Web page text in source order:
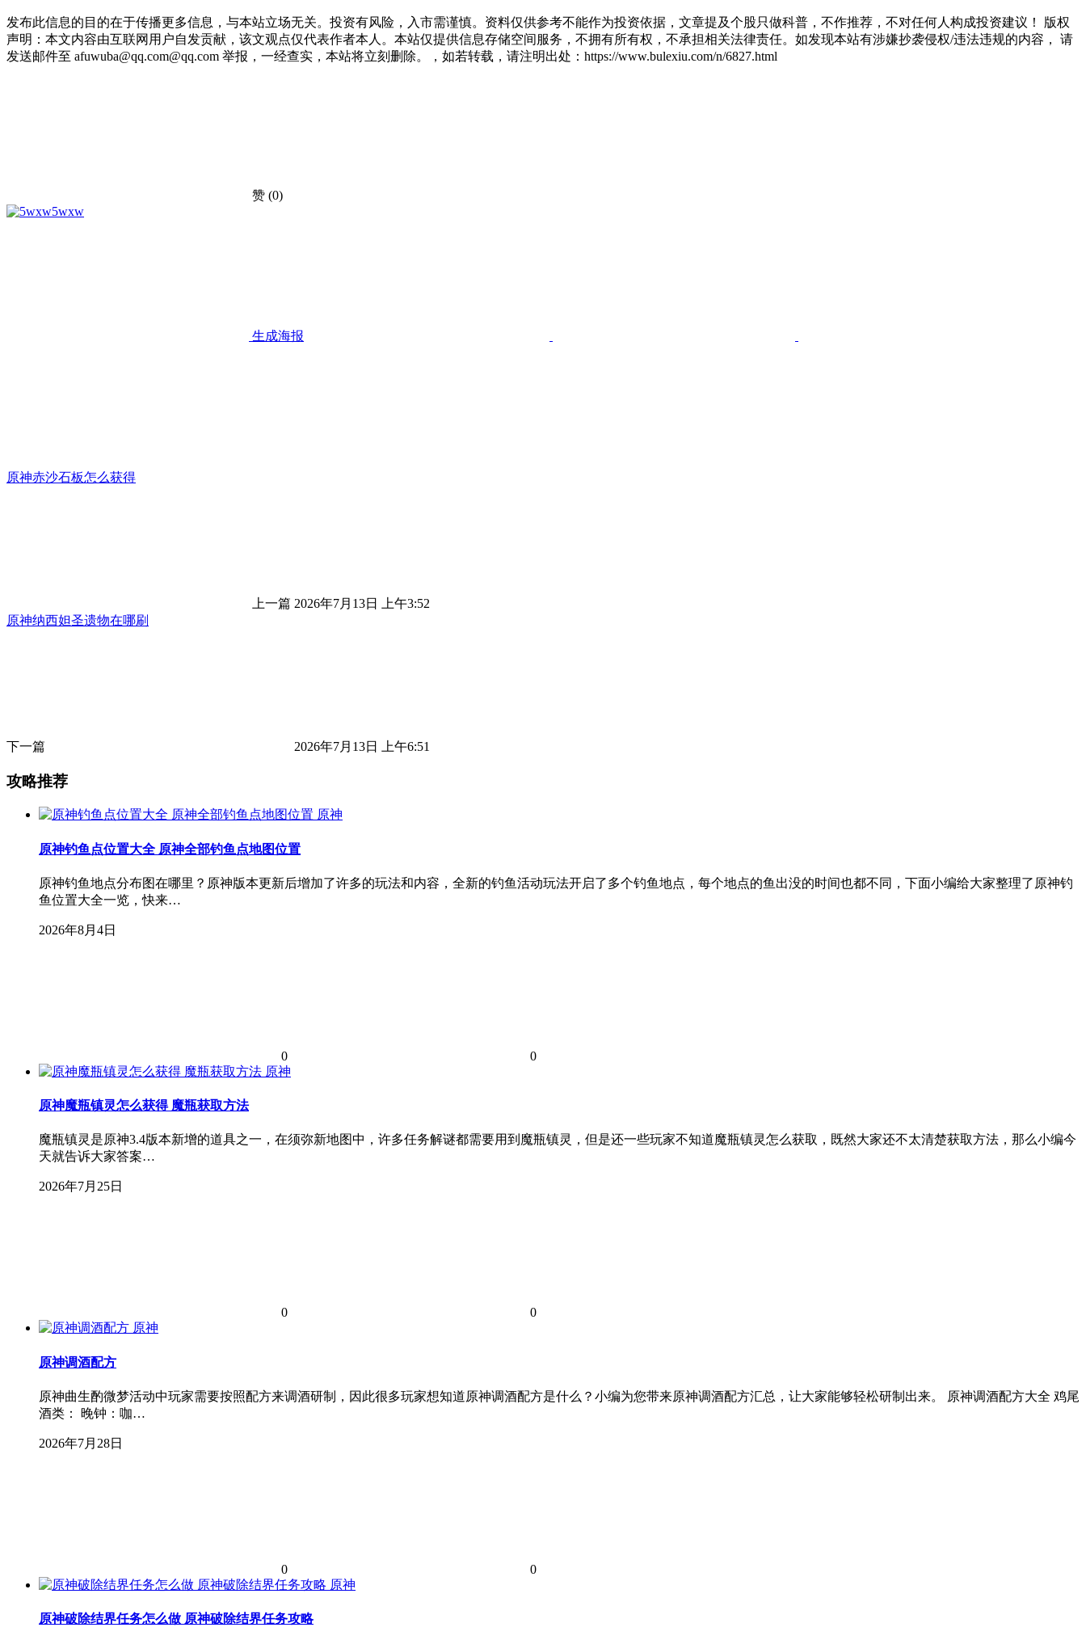
发布此信息的目的在于传播更多信息，与本站立场无关。投资有风险，入市需谨慎。资料仅供参考不能作为投资依据，文章提及个股只做科普，不作推荐，不对任何人构成投资建议！ 版权
声明：本文内容由互联网用户自发贡献，该文观点仅代表作者本人。本站仅提供信息存储空间服务，不拥有所有权，不承担相关法律责任。如发现本站有涉嫌抄袭侵权/违法违规的内容， 请
发送邮件至 afuwuba@qq.com@qq.com 举报，一经查实，本站将立刻删除。，如若转载，请注明出处：https://www.bulexiu.com/n/6827.html
赞 (0)
5wxw
生成海报
原神赤沙石板怎么获得
上一篇 2026年7月13日 上午3:52
原神纳西妲圣遗物在哪刷
下一篇 2026年7月13日 上午6:51
攻略推荐
原神
原神钓鱼点位置大全 原神全部钓鱼点地图位置
原神钓鱼地点分布图在哪里？原神版本更新后增加了许多的玩法和内容，全新的钓鱼活动玩法开启了多个钓鱼地点，每个地点的鱼出没的时间也都不同，下面小编给大家整理了原神钓
鱼位置大全一览，快来…
2026年8月4日
0
0
原神
原神魔瓶镇灵怎么获得 魔瓶获取方法
魔瓶镇灵是原神3.4版本新增的道具之一，在须弥新地图中，许多任务解谜都需要用到魔瓶镇灵，但是还一些玩家不知道魔瓶镇灵怎么获取，既然大家还不太清楚获取方法，那么小编今
天就告诉大家答案…
2026年7月25日
0
0
原神
原神调酒配方
原神曲生酌微梦活动中玩家需要按照配方来调酒研制，因此很多玩家想知道原神调酒配方是什么？小编为您带来原神调酒配方汇总，让大家能够轻松研制出来。 原神调酒配方大全 鸡尾
酒类： 晚钟：咖…
2026年7月28日
0
0
原神
原神破除结界任务怎么做 原神破除结界任务攻略